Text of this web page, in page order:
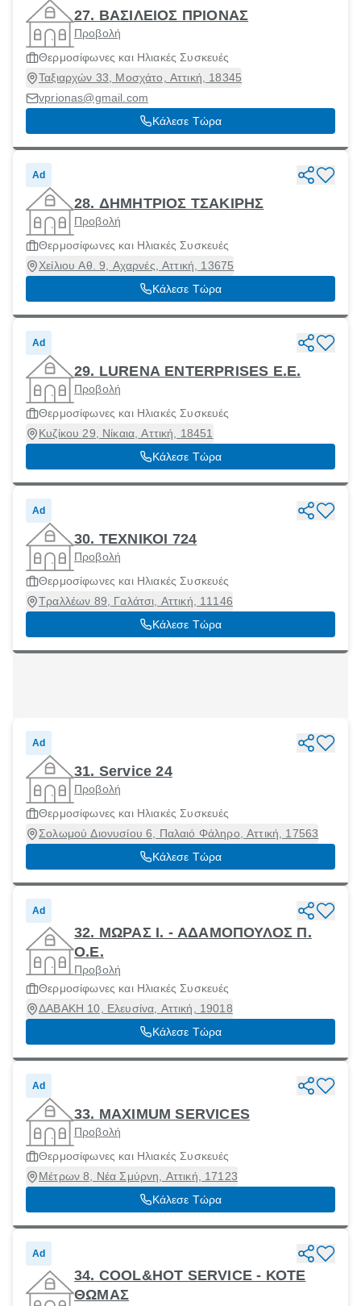
27. ΒΑΣΙΛΕΙΟΣ ΠΡΙΟΝΑΣ
Προβολή
Θερμοσίφωνες και Ηλιακές Συσκευές
Ταξιαρχών 33, Μοσχάτο, Αττική, 18345
vprionas@gmail.com
Κάλεσε Τώρα
Ad
28. ΔΗΜΗΤΡΙΟΣ ΤΣΑΚΙΡΗΣ
Προβολή
Θερμοσίφωνες και Ηλιακές Συσκευές
Χείλιου Αθ. 9, Αχαρνές, Αττική, 13675
Κάλεσε Τώρα
Ad
29. LURENA ENTERPRISES E.E.
Προβολή
Θερμοσίφωνες και Ηλιακές Συσκευές
Κυζίκου 29, Νίκαια, Αττική, 18451
Κάλεσε Τώρα
Ad
30. ΤΕΧΝΙΚΟΙ 724
Προβολή
Θερμοσίφωνες και Ηλιακές Συσκευές
Τραλλέων 89, Γαλάτσι, Αττική, 11146
Κάλεσε Τώρα
Ad
31. Service 24
Προβολή
Θερμοσίφωνες και Ηλιακές Συσκευές
Σολωμού Διονυσίου 6, Παλαιό Φάληρο, Αττική, 17563
Κάλεσε Τώρα
Ad
32. ΜΩΡΑΣ Ι. - ΑΔΑΜΟΠΟΥΛΟΣ Π.
Ο.Ε.
Προβολή
Θερμοσίφωνες και Ηλιακές Συσκευές
ΔΑΒΑΚΗ 10, Ελευσίνα, Αττική, 19018
Κάλεσε Τώρα
Ad
33. MAXIMUM SERVICES
Προβολή
Θερμοσίφωνες και Ηλιακές Συσκευές
Μέτρων 8, Νέα Σμύρνη, Αττική, 17123
Κάλεσε Τώρα
Ad
34. COOL&HOT SERVICE - ΚΟΤΕ
ΘΩΜΑΣ